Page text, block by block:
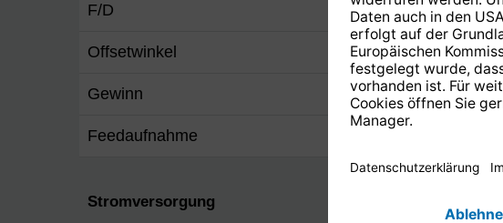
F/D 0,6
Offsetwinkel 30 °
Gewinn 30 dBi @ 11,3 GHz
Feedaufnahme
Stromversorgung